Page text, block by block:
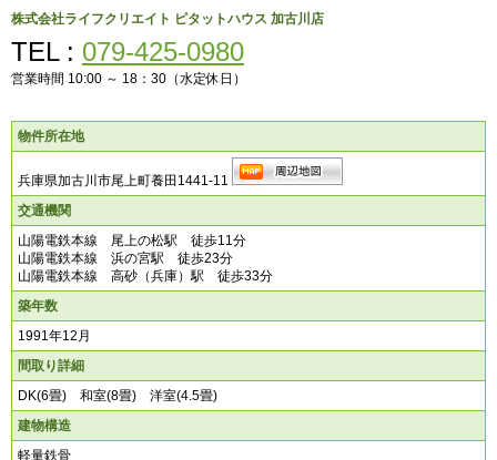
株式会社ライフクリエイト ピタットハウス 加古川店
TEL : 079-425-0980
営業時間 10:00 ～ 18：30（水定休日）
物件所在地
兵庫県加古川市尾上町養田1441-11
交通機関
山陽電鉄本線 尾上の松駅 徒歩11分
山陽電鉄本線 浜の宮駅 徒歩23分
山陽電鉄本線 高砂（兵庫）駅 徒歩33分
築年数
1991年12月
間取り詳細
DK(6畳) 和室(8畳) 洋室(4.5畳)
建物構造
軽量鉄骨